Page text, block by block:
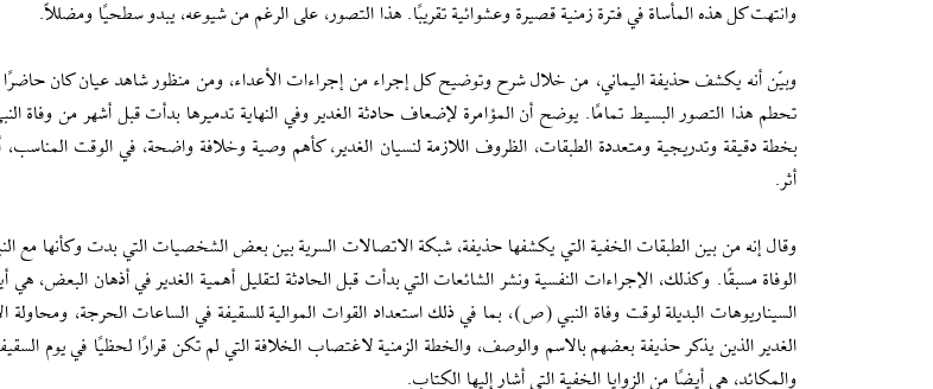
وانتهت كل هذه المأساة في فترة زمنية قصيرة وعشوائية تقريبًا. هذا التصور، على الرغم من شيوعه، يبدو سطحيًا ومضللاً.
وبيّن أنه يكشف حذيفة اليماني، من خلال شرح وتوضيح كل إجراء من إجراءات الأعداء، ومن منظور شاهد عيان كان
تحطم هذا التصور البسيط تمامًا. يوضح أن المؤامرة لإضعاف حادثة الغدير وفي النهاية تدميرها بدأت قبل أشهر من وفاة
بخطة دقيقة وتدريجية ومتعددة الطبقات، الظروف اللازمة لنسيان الغدير، كأهم وصية وخلافة واضحة، في الوقت المناسب،
أثر.
وقال إنه من بين الطبقات الخفية التي يكشفها حذيفة، شبكة الاتصالات السرية بين بعض الشخصيات التي بدت وكأنها
الوفاة مسبقًا. وكذلك، الإجراءات النفسية ونشر الشائعات التي بدأت قبل الحادثة لتقليل أهمية الغدير في أذهان البعض،
السيناريوهات البديلة لوقت وفاة النبي (ص)، بما في ذلك استعداد القوات الموالية للسقيفة في الساعات الحرجة، ومحاولة
الغدير الذين يذكر حذيفة بعضهم بالاسم والوصف، والخطة الزمنية لاغتصاب الخلافة التي لم تكن قرارًا لحظيًا في يوم
والمكائد، هي أيضًا من الزوايا الخفية التي أشار إليها الكتاب.